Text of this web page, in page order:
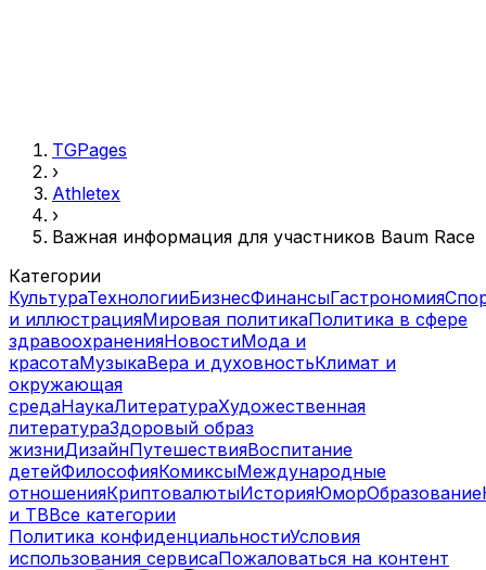
TGPages
›
Athletex
›
Важная информация для участников Baum Race
Категории
КультураТехнологииБизнесФинансыГастрономия
и иллюстрацияМировая политикаПолитика в сфере
здравоохраненияНовостиМода и
красотаМузыкаВера и духовностьКлимат и
окружающая
средаНаукаЛитератураХудожественная
литератураЗдоровый образ
жизниДизайнПутешествияВоспитание
детейФилософияКомиксыМеждународные
отношенияКриптовалютыИсторияЮморОбразование
и ТВВсе категории
Политика конфиденциальностиУсловия
использования сервисаПожаловаться на контент